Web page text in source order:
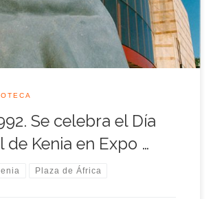
<<Trueno>> resonó en el Palenque y en […]
Se celebra el Día
de Kenia en Expo …
Plaza de África